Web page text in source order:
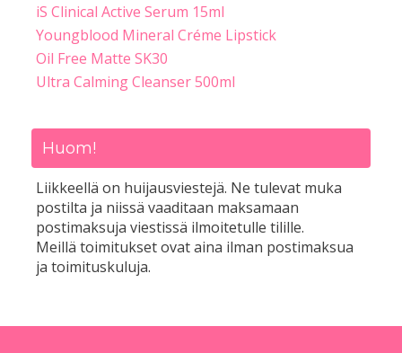
iS Clinical Active Serum 15ml
Youngblood Mineral Créme Lipstick
Oil Free Matte SK30
Ultra Calming Cleanser 500ml
Huom!
Liikkeellä on huijausviestejä. Ne tulevat muka
postilta ja niissä vaaditaan maksamaan
postimaksuja viestissä ilmoitetulle tilille.
Meillä toimitukset ovat aina ilman postimaksua
ja toimituskuluja.